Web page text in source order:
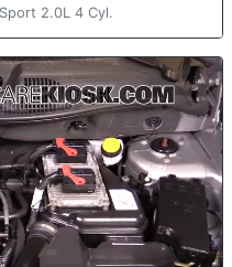
2.0L 4 Cyl.